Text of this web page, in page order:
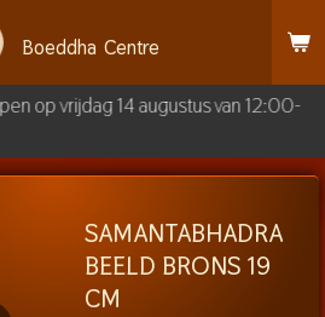
Boeddha Centre
op vrijdag 14 augustus van 12:00-
SAMANTABHADRA
BEELD BRONS 19
CM